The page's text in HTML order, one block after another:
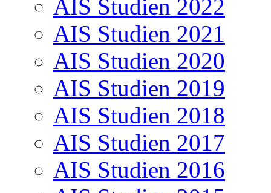
AIS Studien 2022
AIS Studien 2021
AIS Studien 2020
AIS Studien 2019
AIS Studien 2018
AIS Studien 2017
AIS Studien 2016